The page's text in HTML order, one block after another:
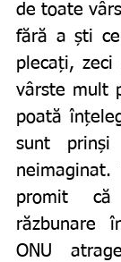
de toate
fără a ști
plecați,
vârste mult
poată
sunt
neimaginat.
promit
răzbunare
ONU